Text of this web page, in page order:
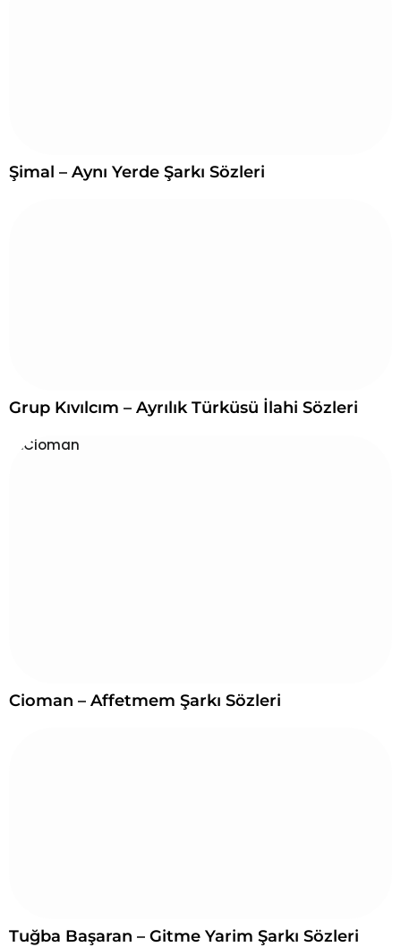
Şimal – Aynı Yerde Şarkı Sözleri
Grup Kıvılcım – Ayrılık Türküsü İlahi Sözleri
Cioman – Affetmem Şarkı Sözleri
Tuğba Başaran – Gitme Yarim Şarkı Sözleri